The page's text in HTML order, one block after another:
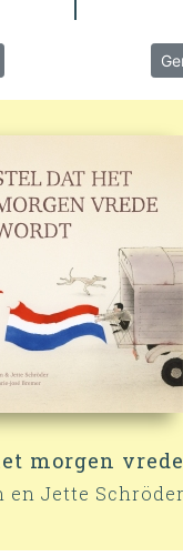
morgen
en Jette Schröder